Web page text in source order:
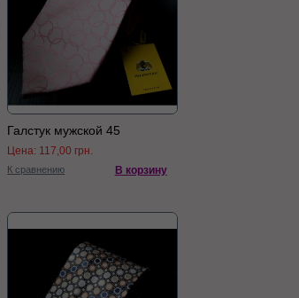
Галстук мужской 45
Цена: 117,00 грн.
К сравнению В корзину